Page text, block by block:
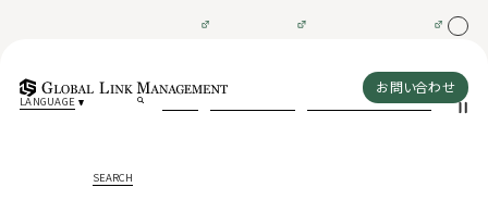
LANGUAGE
SEARCH
お問い合わせ